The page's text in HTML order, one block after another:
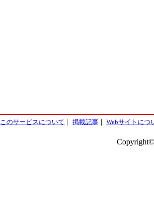
このサービスについて ｜ 掲載記事 ｜ Webサイトにつ